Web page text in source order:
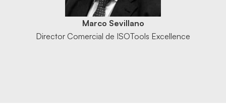
Marco Sevillano
Director Comercial de ISOTools Excellence